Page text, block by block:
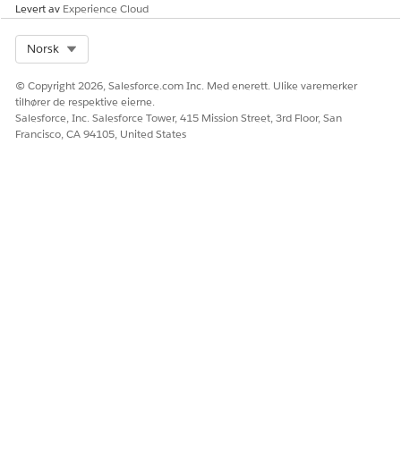
Levert av Experience Cloud
Norsk
© Copyright 2026, Salesforce.com Inc. Med enerett. Ulike varemerker
tilhører de respektive eierne.
Salesforce, Inc. Salesforce Tower, 415 Mission Street, 3rd Floor, San
Francisco, CA 94105, United States